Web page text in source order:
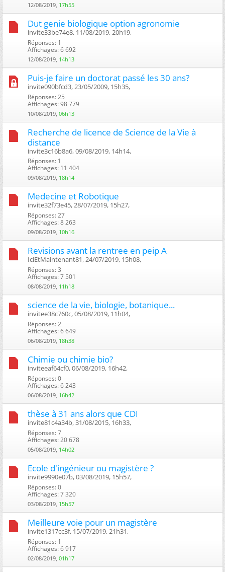
12/08/2019, 17h55
Dut genie biologique option agronomie
invite33be74e8, 11/08/2019, 20h19, ‎
Réponses: 1
Affichages: 6 692
12/08/2019, 14h13
Puis-je faire un doctorat passé les 30 ans?
invite090bfcd3, 23/05/2009, 15h35, ‎
Réponses: 25
Affichages: 98 779
10/08/2019, 06h13
Recherche de licence de Science de la Vie à
distance
invite3c16b8a6, 09/08/2019, 14h14, ‎
Réponses: 1
Affichages: 11 404
09/08/2019, 18h14
Medecine et Robotique
invite32f73e45, 28/07/2019, 15h27, ‎
Réponses: 27
Affichages: 8 263
09/08/2019, 10h16
Revisions avant la rentree en peip A
IciEtMaintenant81, 24/07/2019, 15h08, ‎
Réponses: 3
Affichages: 7 501
08/08/2019, 11h18
science de la vie, biologie, botanique...
invitee38c760c, 05/08/2019, 11h04, ‎
Réponses: 2
Affichages: 6 649
06/08/2019, 18h38
Chimie ou chimie bio?
inviteeaf64cf0, 06/08/2019, 16h42, ‎
Réponses: 0
Affichages: 6 243
06/08/2019, 16h42
thèse à 31 ans alors que CDI
invite81c4a34b, 31/08/2015, 16h33, ‎
Réponses: 7
Affichages: 20 678
05/08/2019, 14h02
Ecole d'ingénieur ou magistère ?
invite9990e07b, 03/08/2019, 15h57, ‎
Réponses: 0
Affichages: 7 320
03/08/2019, 15h57
Meilleure voie pour un magistère
invite1317cc3f, 15/07/2019, 21h31, ‎
Réponses: 1
Affichages: 6 917
02/08/2019, 01h17